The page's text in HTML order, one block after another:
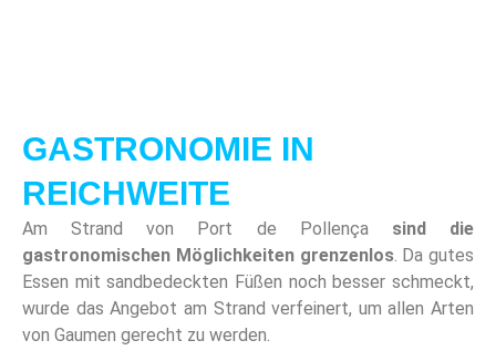
GASTRONOMIE IN
REICHWEITE
Am Strand von Port de Pollença sind die
gastronomischen Möglichkeiten grenzenlos. Da gutes
Essen mit sandbedeckten Füßen noch besser schmeckt,
wurde das Angebot am Strand verfeinert, um allen Arten
von Gaumen gerecht zu werden.